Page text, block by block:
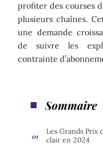
profiter des courses
plusieurs chaînes.
une demande
de suivre les
contrainte
Sommaire
Les Grands Prix
clair en 2024